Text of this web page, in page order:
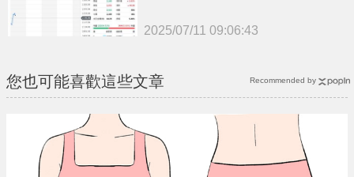
2025/07/11 09:06:43
您也可能喜歡這些文章 Recommended by